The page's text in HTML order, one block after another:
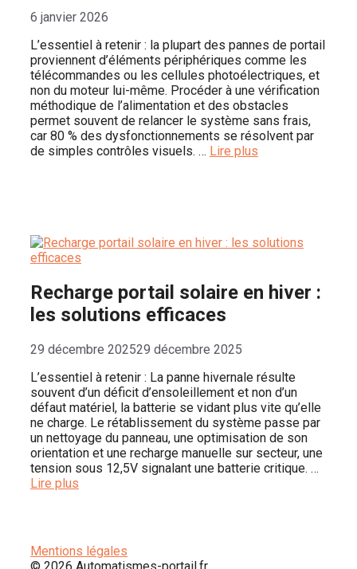
6 janvier 2026
L’essentiel à retenir : la plupart des pannes de portail
proviennent d’éléments périphériques comme les
télécommandes ou les cellules photoélectriques, et
non du moteur lui-même. Procéder à une vérification
méthodique de l’alimentation et des obstacles
permet souvent de relancer le système sans frais,
car 80 % des dysfonctionnements se résolvent par
de simples contrôles visuels. … Lire plus
Recharge portail solaire en hiver :
les solutions efficaces
29 décembre 202529 décembre 2025
L’essentiel à retenir : La panne hivernale résulte
souvent d’un déficit d’ensoleillement et non d’un
défaut matériel, la batterie se vidant plus vite qu’elle
ne charge. Le rétablissement du système passe par
un nettoyage du panneau, une optimisation de son
orientation et une recharge manuelle sur secteur, une
tension sous 12,5V signalant une batterie critique. …
Lire plus
Mentions légales